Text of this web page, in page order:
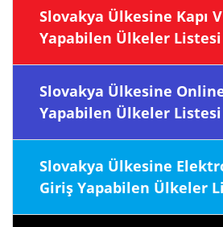
Slovakya Ülkesine Kapı Vizesi İle Giriş
Yapabilen Ülkeler Listesi
Slovakya Ülkesine Online Vize İle Giriş
Yapabilen Ülkeler Listesi
Slovakya Ülkesine Elektronik Onay İle
Giriş Yapabilen Ülkeler